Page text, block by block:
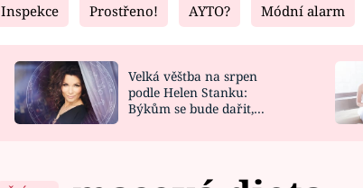
Fresh
NOVINKY
VIDEORECEPTY
Living
DESIGN
Inspekce Prostřeno! AYTO? Módní alarm
Velká věštba na srpen
podle Helen Stanku:
Býkům se bude dařit,